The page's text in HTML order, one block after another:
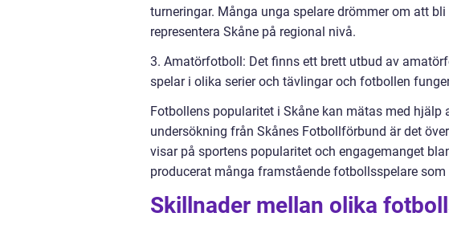
turneringar. Många unga spelare drömmer om att
representera Skåne på regional nivå.
3. Amatörfotboll: Det finns ett brett utbud av
spelar i olika serier och tävlingar och fotbollen
Fotbollens popularitet i Skåne kan mätas med
undersökning från Skånes Fotbollförbund är det
visar på sportens popularitet och engagemanget
producerat många framstående fotbollsspelare
Skillnader mellan olika